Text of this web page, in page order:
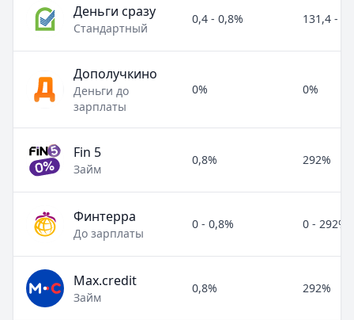
Деньги сразу
Стандартный
0,4 - 0,8% 131,4 -
Дополучкино
Деньги до
зарплаты
0% 0%
Fin 5
Займ
0,8% 292%
Финтерра
До зарплаты
0 - 0,8% 0 - 292%
Max.credit
Займ
0,8% 292%